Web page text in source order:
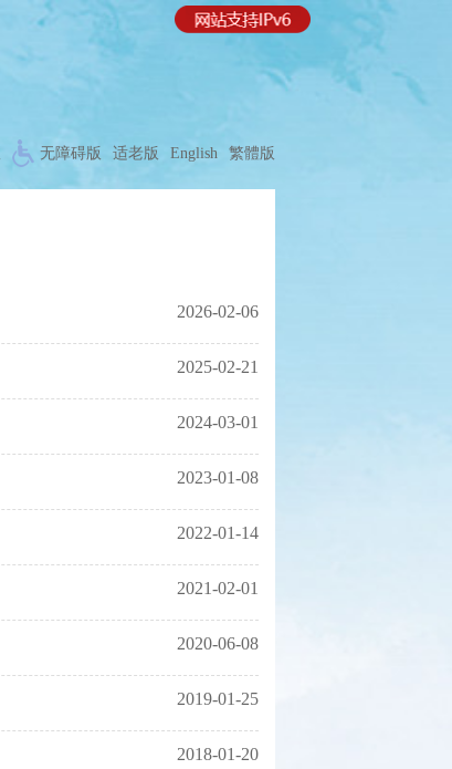
无障碍版 适老版 English 繁體版
2026-02-06
2025-02-21
2024-03-01
2023-01-08
2022-01-14
2021-02-01
2020-06-08
2019-01-25
2018-01-20